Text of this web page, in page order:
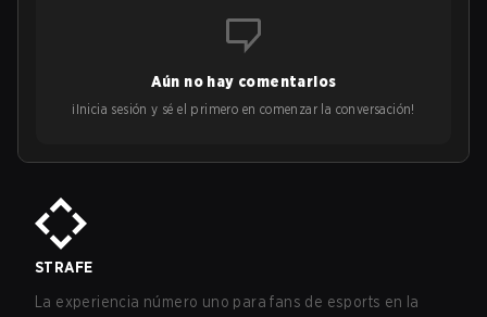
Aún no hay comentarios
¡Inicia sesión y sé el primero en comenzar la conversación!
STRAFE
La experiencia número uno para fans de esports en la